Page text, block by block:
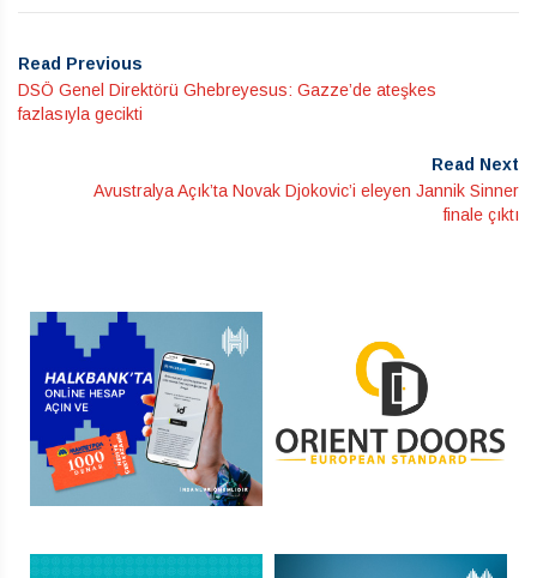
Read Previous
DSÖ Genel Direktörü Ghebreyesus: Gazze’de ateşkes
fazlasıyla gecikti
Read Next
Avustralya Açık’ta Novak Djokovic’i eleyen Jannik Sinner
finale çıktı